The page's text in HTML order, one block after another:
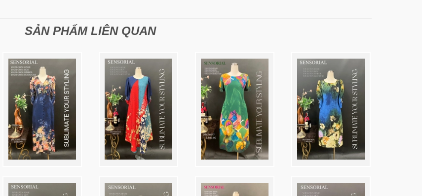
SẢN PHẨM LIÊN QUAN